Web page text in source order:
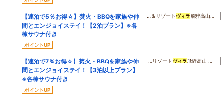
【連泊で5％お得☆】焚火・BBQを家族や仲
間とエンジョイステイ！【2泊プラン】※各
棟サウナ付き
ポイントUP
…＆リゾート ヴィラ飛騨高山…
【連泊で7％お得☆】焚火・BBQを家族や仲
間とエンジョイステイ！【3泊以上プラン】
※各棟サウナ付き
ポイントUP
…リゾート ヴィラ飛騨高山 …